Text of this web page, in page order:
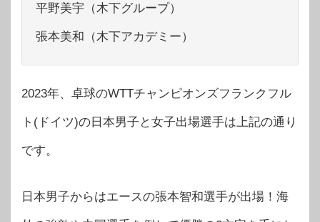
平野美宇（木下グループ）
張本美和（木下アカデミー）
2023年、卓球のWTTチャンピオンズフランクフル
ト(ドイツ)の日本男子と女子出場選手は上記の通り
です。
日本男子からはエースの張本智和選手が出場！海